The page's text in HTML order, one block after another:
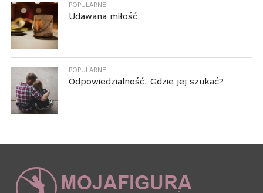
POPULARNE
Udawana miłość
POPULARNE
Odpowiedzialność. Gdzie jej szukać?